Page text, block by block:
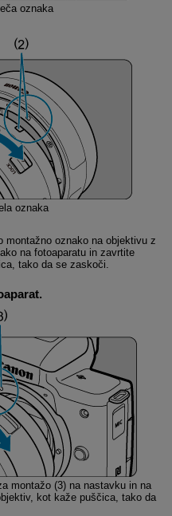
oznaka
oznaka
montažno oznako na objektivu z
na fotoaparatu in zavrtite
tako da se zaskoči.
montažo (3) na nastavku in na
kot kaže puščica, tako da